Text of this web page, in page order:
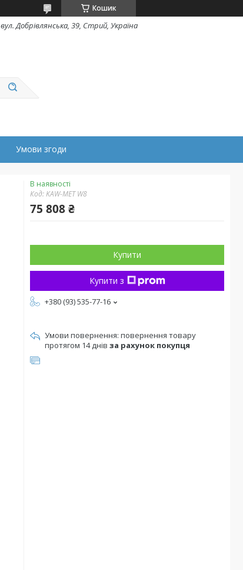
Кошик
вул. Добрівлянська, 39, Стрий, Україна
Умови згоди
В наявності
Код:KAW-MET W8
75 808 ₴
Купити
Купити з
+380 (93) 535-77-16
повернення товару
протягом 14 днів за рахунок покупця